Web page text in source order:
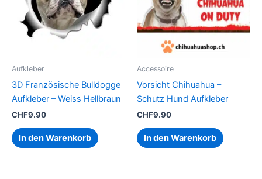
Aufkleber
3D Französische Bulldogge
Aufkleber – Weiss Hellbraun
CHF9.90
In den Warenkorb
Accessoire
Vorsicht Chihuahua –
Schutz Hund Aufkleber
CHF9.90
In den Warenkorb